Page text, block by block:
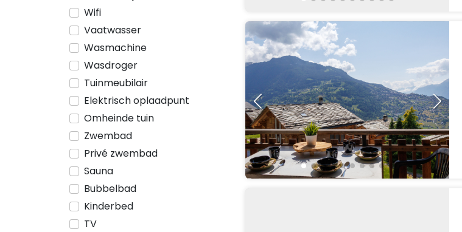
Wifi
Vaatwasser
Wasmachine
Wasdroger
Tuinmeubilair
Elektrisch oplaadpunt
Omheinde tuin
Zwembad
Privé zwembad
Sauna
Bubbelbad
Kinderbed
TV